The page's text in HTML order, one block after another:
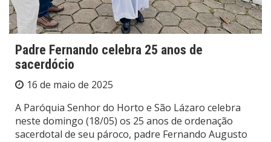
Padre Fernando celebra 25 anos de
sacerdócio
16 de maio de 2025
A Paróquia Senhor do Horto e São Lázaro celebra
neste domingo (18/05) os 25 anos de ordenação
sacerdotal de seu pároco, padre Fernando Augusto